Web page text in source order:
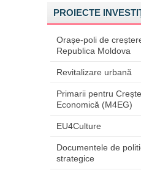
PROIECTE
Orașe-poli de
Republica Moldova
Revitalizare urbană
Primarii pentru
Economică (M4EG)
EU4Culture
Documentele de
strategice